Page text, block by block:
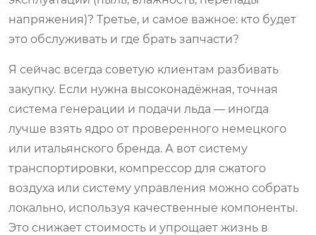
напряжения)? Третье, и самое важное: кто будет
это обслуживать и где брать запчасти?
Я сейчас всегда советую клиентам разбивать
закупку. Если нужна высоконадёжная, точная
система генерации и подачи льда — иногда
лучше взять ядро от проверенного немецкого
или итальянского бренда. А вот систему
транспортировки, компрессор для сжатого
воздуха или систему управления можно собрать
локально, используя качественные компоненты.
Это снижает стоимость и упрощает жизнь в